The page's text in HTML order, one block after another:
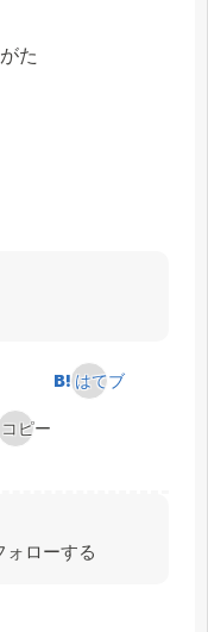
た
はてブ
コピー
ォローする